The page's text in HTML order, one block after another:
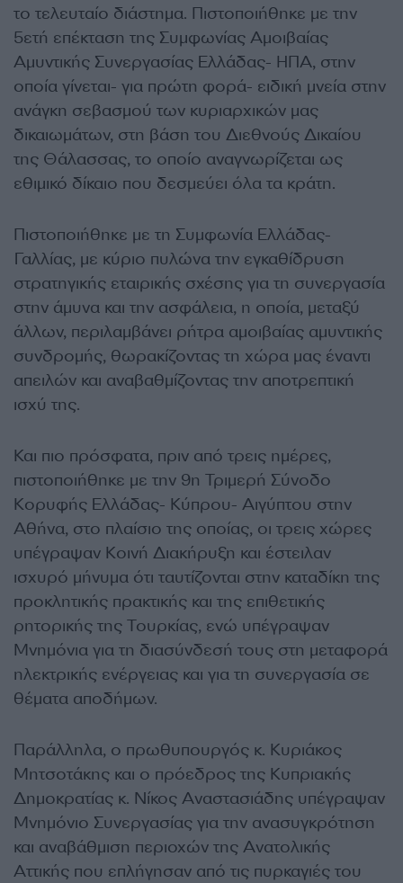
το τελευταίο διάστημα. Πιστοποιήθηκε με την
5ετή επέκταση της Συμφωνίας Αμοιβαίας
Αμυντικής Συνεργασίας Ελλάδας- ΗΠΑ, στην
οποία γίνεται- για πρώτη φορά- ειδική μνεία στην
ανάγκη σεβασμού των κυριαρχικών μας
δικαιωμάτων, στη βάση του Διεθνούς Δικαίου
της Θάλασσας, το οποίο αναγνωρίζεται ως
εθιμικό δίκαιο που δεσμεύει όλα τα κράτη.
Πιστοποιήθηκε με τη Συμφωνία Ελλάδας-
Γαλλίας, με κύριο πυλώνα την εγκαθίδρυση
στρατηγικής εταιρικής σχέσης για τη συνεργασία
στην άμυνα και την ασφάλεια, η οποία, μεταξύ
άλλων, περιλαμβάνει ρήτρα αμοιβαίας αμυντικής
συνδρομής, θωρακίζοντας τη χώρα μας έναντι
απειλών και αναβαθμίζοντας την αποτρεπτική
ισχύ της.
Και πιο πρόσφατα, πριν από τρεις ημέρες,
πιστοποιήθηκε με την 9η Τριμερή Σύνοδο
Κορυφής Ελλάδας- Κύπρου- Αιγύπτου στην
Αθήνα, στο πλαίσιο της οποίας, οι τρεις χώρες
υπέγραψαν Κοινή Διακήρυξη και έστειλαν
ισχυρό μήνυμα ότι ταυτίζονται στην καταδίκη της
προκλητικής πρακτικής και της επιθετικής
ρητορικής της Τουρκίας, ενώ υπέγραψαν
Μνημόνια για τη διασύνδεσή τους στη μεταφορά
ηλεκτρικής ενέργειας και για τη συνεργασία σε
θέματα αποδήμων.
Παράλληλα, ο πρωθυπουργός κ. Κυριάκος
Μητσοτάκης και ο πρόεδρος της Κυπριακής
Δημοκρατίας κ. Νίκος Αναστασιάδης υπέγραψαν
Μνημόνιο Συνεργασίας για την ανασυγκρότηση
και αναβάθμιση περιοχών της Ανατολικής
Αττικής που επλήγησαν από τις πυρκαγιές του